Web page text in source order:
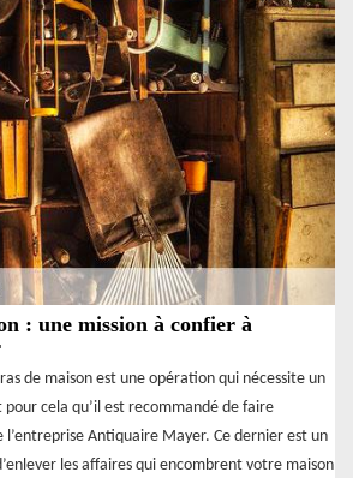
: une mission à confier à
de maison est une opération qui nécessite un
pour cela qu’il est recommandé de faire
l’entreprise Antiquaire Mayer. Ce dernier est un
les affaires qui encombrent votre maison